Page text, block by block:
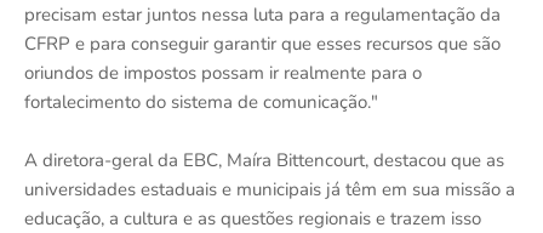
precisam estar juntos nessa luta para a regulamentação da
CFRP e para conseguir garantir que esses recursos que são
oriundos de impostos possam ir realmente para o
fortalecimento do sistema de comunicação."
A diretora-geral da EBC, Maíra Bittencourt, destacou que as
universidades estaduais e municipais já têm em sua missão a
educação, a cultura e as questões regionais e trazem isso